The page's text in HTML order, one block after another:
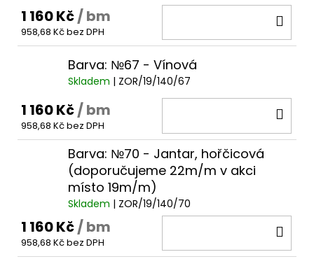
1 160 Kč/ bm
958,68 Kč bez DPH
Barva: №67 - Vínová
Skladem | ZOR/19/140/67
1 160 Kč/ bm
958,68 Kč bez DPH
Barva: №70 - Jantar, hořčicová
(doporučujeme 22m/m v akci
místo 19m/m)
Skladem | ZOR/19/140/70
1 160 Kč/ bm
958,68 Kč bez DPH